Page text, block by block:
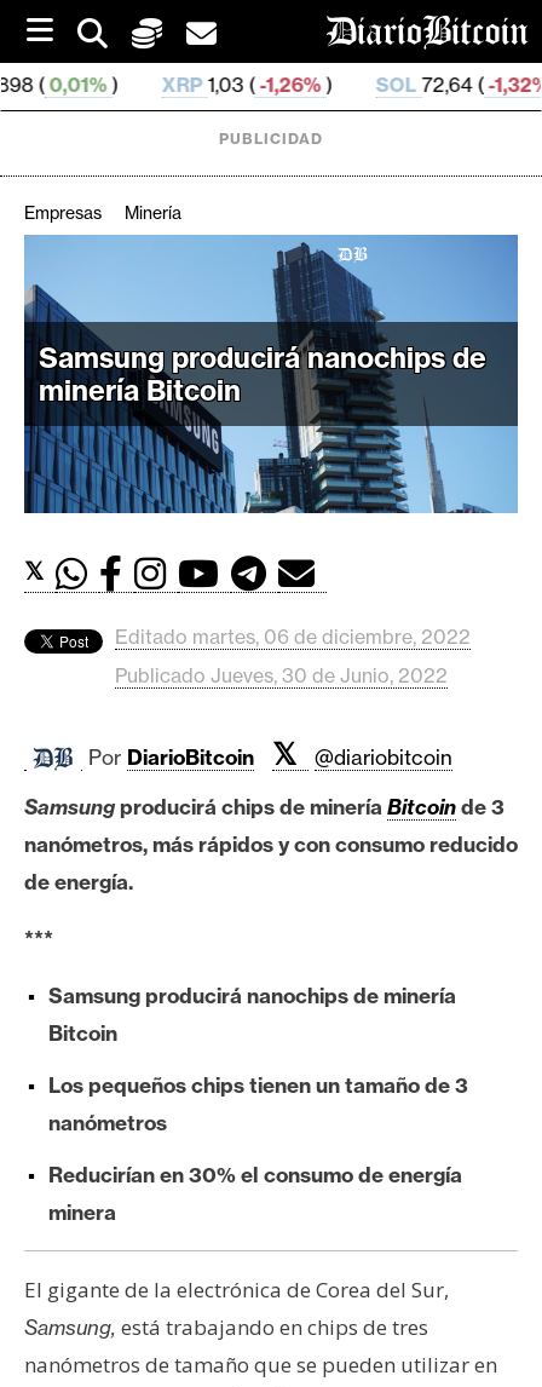
i
p
t
o
) XRP1,03 ( -1,26%) SOL72,64 ( -1,32%) TRX
i
p
t
o
M
e
r
a
o
B
t
c
o
t
h
e
r
e
m
A
PUBLICIDAD
Empresas Minería
Samsung producirá nanochips de
minería Bitcoin
𝕏
Editado martes, 06 de diciembre, 2022
Publicado Jueves, 30 de Junio, 2022
Por DiarioBitcoin 𝕏
@diariobitcoin
Samsungproducirá chips de minería Bitcoinde 3
nanómetros, más rápidos y con consumo reducido
de energía.
***
Samsung producirá nanochips de minería
Bitcoin
Los pequeños chips tienen un tamaño de 3
nanómetros
Reducirían en 30% el consumo de energía
minera
El gigante de la electrónica de Corea del Sur,
Samsung, está trabajando en chips de tres
nanómetros de tamaño que se pueden utilizar en